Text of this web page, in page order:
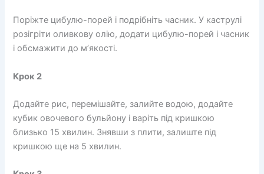
Поріжте цибулю-порей і подрібніть часник. У каструлі
розігріти оливкову олію, додати цибулю-порей і часник
і обсмажити до м’якості.
Крок 2
Додайте рис, перемішайте, залийте водою, додайте
кубик овочевого бульйону і варіть під кришкою
близько 15 хвилин. Знявши з плити, залиште під
кришкою ще на 5 хвилин.